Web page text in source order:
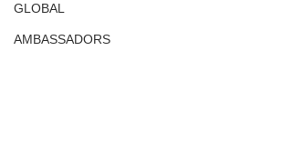
GLOBAL
AMBASSADORS